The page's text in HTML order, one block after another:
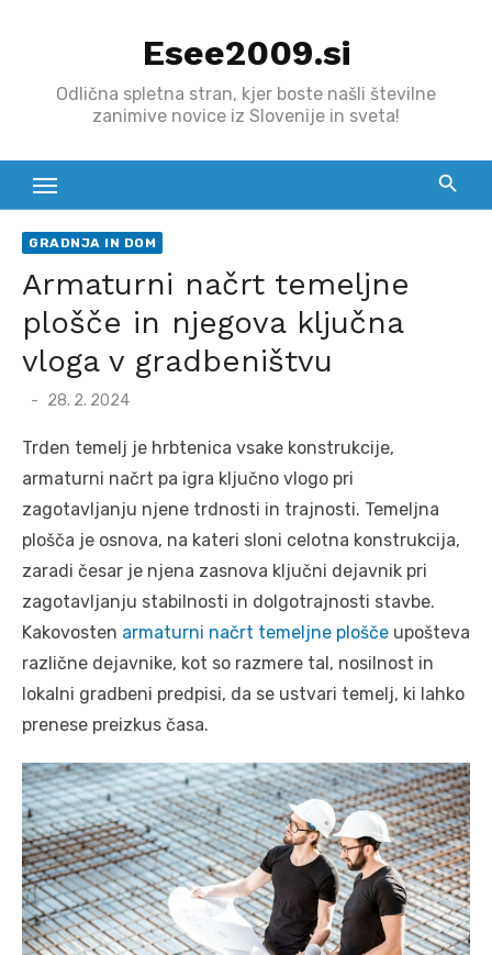
Esee2009.si
Odlična spletna stran, kjer boste našli številne
zanimive novice iz Slovenije in sveta!
GRADNJA IN DOM
Armaturni načrt temeljne
plošče in njegova ključna
vloga v gradbeništvu
Posted
28. 2. 2024
Trden temelj je hrbtenica vsake konstrukcije,
armaturni načrt pa igra ključno vlogo pri
zagotavljanju njene trdnosti in trajnosti. Temeljna
plošča je osnova, na kateri sloni celotna konstrukcija,
zaradi česar je njena zasnova ključni dejavnik pri
zagotavljanju stabilnosti in dolgotrajnosti stavbe.
Kakovosten armaturni načrt temeljne plošče upošteva
različne dejavnike, kot so razmere tal, nosilnost in
lokalni gradbeni predpisi, da se ustvari temelj, ki lahko
prenese preizkus časa.